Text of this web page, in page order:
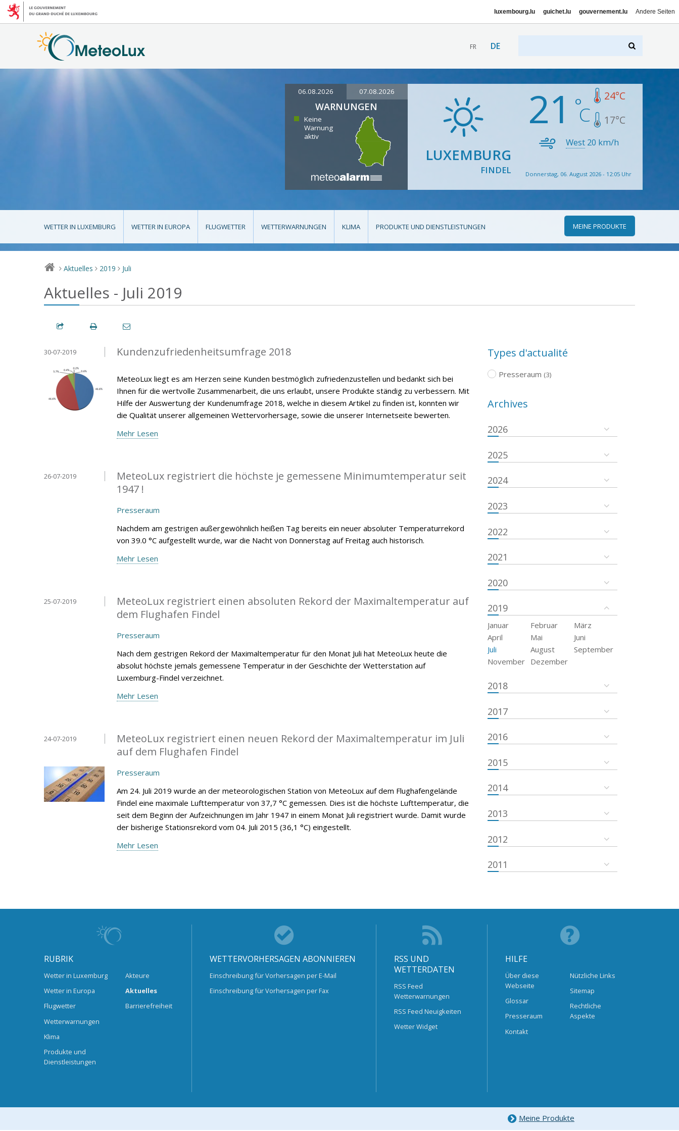
luxembourg.lu guichet.lu gouvernement.lu Andere Seiten
FR DE
06.08.2026 07.08.2026
WARNUNGEN
Keine
Warnung
aktiv
LUXEMBURG
FINDEL
21 24°C
17°C
West 20 km/h
Donnerstag, 06. August 2026 - 12:05 Uhr
WETTER IN LUXEMBURG WETTER IN EUROPA FLUGWETTER WETTERWARNUNGEN KLIMA PRODUKTE UND DIENSTLEISTUNGEN MEINE PRODUKTE
> Aktuelles > 2019 > Juli
Aktuelles - Juli 2019
Kundenzufriedenheitsumfrage 2018
30-07-2019
MeteoLux liegt es am Herzen seine Kunden bestmöglich zufriedenzustellen und bedankt sich bei
Ihnen für die wertvolle Zusammenarbeit, die uns erlaubt, unsere Produkte ständig zu verbessern. Mit
Hilfe der Auswertung der Kundenumfrage 2018, welche in diesem Artikel zu finden ist, konnten wir
die Qualität unserer allgemeinen Wettervorhersage, sowie die unserer Internetseite bewerten.
Mehr Lesen
MeteoLux registriert die höchste je gemessene Minimumtemperatur seit
1947 !
26-07-2019
Presseraum
Nachdem am gestrigen außergewöhnlich heißen Tag bereits ein neuer absoluter Temperaturrekord
von 39.0 °C aufgestellt wurde, war die Nacht von Donnerstag auf Freitag auch historisch.
Mehr Lesen
MeteoLux registriert einen absoluten Rekord der Maximaltemperatur auf
dem Flughafen Findel
25-07-2019
Presseraum
Nach dem gestrigen Rekord der Maximaltemperatur für den Monat Juli hat MeteoLux heute die
absolut höchste jemals gemessene Temperatur in der Geschichte der Wetterstation auf
Luxemburg-Findel verzeichnet.
Mehr Lesen
MeteoLux registriert einen neuen Rekord der Maximaltemperatur im Juli
auf dem Flughafen Findel
24-07-2019
Presseraum
Am 24. Juli 2019 wurde an der meteorologischen Station von MeteoLux auf dem Flughafengelände
Findel eine maximale Lufttemperatur von 37,7 °C gemessen. Dies ist die höchste Lufttemperatur, die
seit dem Beginn der Aufzeichnungen im Jahr 1947 in einem Monat Juli registriert wurde. Damit wurde
der bisherige Stationsrekord vom 04. Juli 2015 (36,1 °C) eingestellt.
Mehr Lesen
Types d'actualité
Presseraum (3)
Archives
2026
2025
2024
2023
2022
2021
2020
2019
Januar Februar
März
April
Mai
Juni
Juli
August
September
November
Dezember
2018
2017
2016
2015
2014
2013
2012
2011
RUBRIK
Wetter in Luxemburg
Wetter in Europa
Flugwetter
Wetterwarnungen
Klima
Produkte und
Dienstleistungen
Akteure
Aktuelles
Barrierefreiheit
WETTERVORHERSAGEN ABONNIEREN
Einschreibung für Vorhersagen per E-Mail
Einschreibung für Vorhersagen per Fax
RSS UND
WETTERDATEN
RSS Feed
Wetterwarnungen
RSS Feed Neuigkeiten
Wetter Widget
HILFE
Über diese
Webseite
Glossar
Presseraum
Kontakt
Nützliche Links
Sitemap
Rechtliche
Aspekte
Meine Produkte